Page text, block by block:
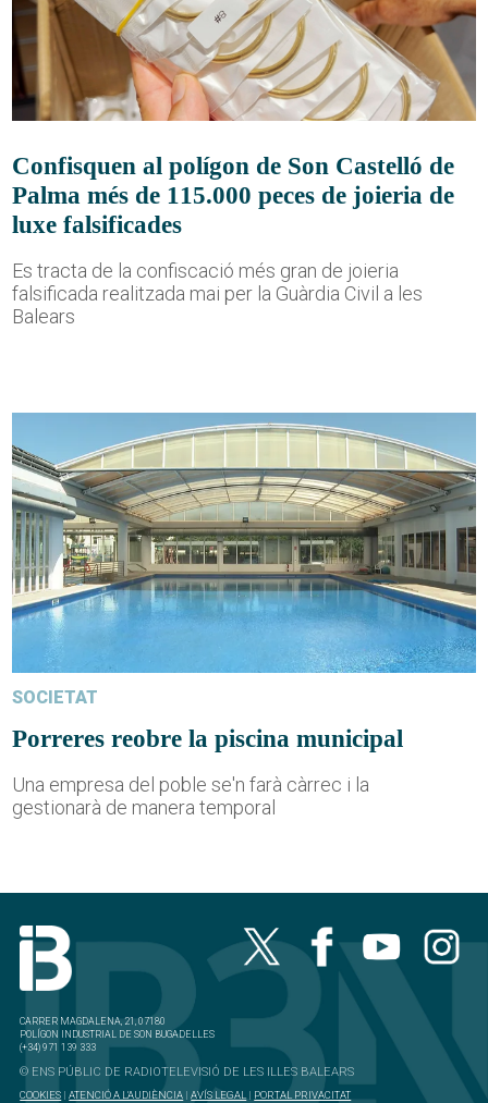
Confisquen al polígon de Son Castelló de
Palma més de 115.000 peces de joieria de
luxe falsificades
Es tracta de la confiscació més gran de joieria
falsificada realitzada mai per la Guàrdia Civil a les
Balears
SOCIETAT
Porreres reobre la piscina municipal
Una empresa del poble se'n farà càrrec i la
gestionarà de manera temporal
CARRER MAGDALENA, 21, 07180
POLÍGON INDUSTRIAL DE SON BUGADELLES
(+34) 971 139 333
© ENS PÚBLIC DE RADIOTELEVISIÓ DE LES ILLES BALEARS
COOKIES |ATENCIÓ A L'AUDIÈNCIA |AVÍS LEGAL PORTAL PRIVACITAT